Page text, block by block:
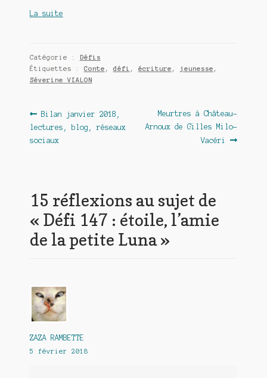
La suite
Catégorie : Défis
Étiquettes : Conte , défi , écriture , jeunesse ,
Séverine VIALON
Navigation
de
Article
précédent :
Bilan janvier 2018,
lectures, blog, réseaux
sociaux
Article
suivant :
Meurtres à Château-
Arnoux de Gilles Milo-
Vacéri
15 réflexions au sujet de
« Défi 147 : étoile, l’amie
de la petite Luna»
ZAZA RAMBETTE
5 février 2018